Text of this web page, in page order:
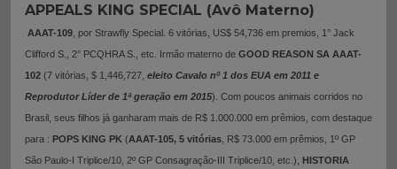
APPEALS KING SPECIAL (Avô Materno)
AAAT-109 , por Strawfly Special. 6 vitórias, US$ 54,736 em premios, 1° Jack
Clifford S., 2° PCQHRA S., etc. Irmão materno de GOOD REASON SA AAAT-
102 (7 vitórias, $ 1,446,727, eleito Cavalo nº 1 dos EUA em 2011 e
Reprodutor Líder de 1ª geração em 2015). Com poucos animais corridos no
Brasil, seus filhos já ganharam mais de R$ 1.000.000 em prêmios, com destaque
para : POPS KING PK (AAAT-105, 5 vitórias , R$ 73.000 em prêmios, 1º GP
São Paulo-I Triplice/10, 2º GP Consagração-III Triplice/10, etc.), HISTORIA